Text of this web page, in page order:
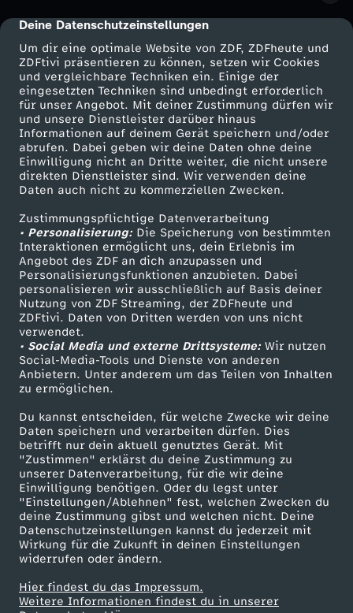
cmp-dialog-description
Deine Datenschutzeinstellungen
Um dir eine optimale Website von ZDF, ZDFheute und
ZDFtivi präsentieren zu können, setzen wir Cookies
und vergleichbare Techniken ein. Einige der
eingesetzten Techniken sind unbedingt erforderlich
für unser Angebot. Mit deiner Zustimmung dürfen wir
und unsere Dienstleister darüber hinaus
Informationen auf deinem Gerät speichern und/oder
abrufen. Dabei geben wir deine Daten ohne deine
Einwilligung nicht an Dritte weiter, die nicht unsere
direkten Dienstleister sind. Wir verwenden deine
Daten auch nicht zu kommerziellen Zwecken.
Zustimmungspflichtige Datenverarbeitung
• Personalisierung:Die Speicherung von bestimmten
Interaktionen ermöglicht uns, dein Erlebnis im
Angebot des ZDF an dich anzupassen und
Personalisierungsfunktionen anzubieten. Dabei
personalisieren wir ausschließlich auf Basis deiner
Nutzung von ZDF Streaming, der ZDFheute und
ZDFtivi. Daten von Dritten werden von uns nicht
verwendet.
• Social Media und externe Drittsysteme:Wir nutzen
Social-Media-Tools und Dienste von anderen
Anbietern. Unter anderem um das Teilen von Inhalten
zu ermöglichen.
Du kannst entscheiden, für welche Zwecke wir deine
Daten speichern und verarbeiten dürfen. Dies
betrifft nur dein aktuell genutztes Gerät. Mit
"Zustimmen" erklärst du deine Zustimmung zu
unserer Datenverarbeitung, für die wir deine
Einwilligung benötigen. Oder du legst unter
"Einstellungen/Ablehnen" fest, welchen Zwecken du
deine Zustimmung gibst und welchen nicht. Deine
Datenschutzeinstellungen kannst du jederzeit mit
Wirkung für die Zukunft in deinen Einstellungen
widerrufen oder ändern.
Hier findest du das Impressum.
Weitere Informationen findest du in unserer
h
t
l
i
e
f
e
r
b
a
r
!
Mehr ZDF
ZDF-Apps
Smart TV
ZDFtext
Livestreams
Sendungen A-Z
TV-Programm
Service
ZDFmitreden
Kontakt zum ZDF
Tickets
Zuschauerservice
Hilfe
ZDF Unternehmen
Karriere
ZDF goes Schule
Werbefernsehen
Mainzelmännchen
Partner